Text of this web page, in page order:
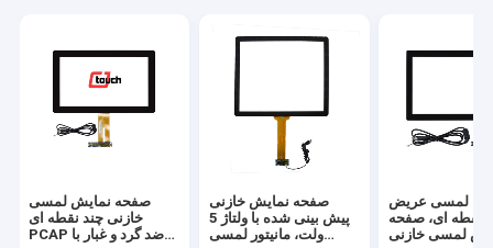
صفحه نمایش لمسی
خازنی چند نقطه ای
PCAP ضد گرد و غبار با
صفحه نمایش خازنی
پیش بینی شده با ولتاژ 5
ولت، مانیتور لمسی
پنل لمسی عریض ODM
نقطه ای، صفحه
لمسی خازنی